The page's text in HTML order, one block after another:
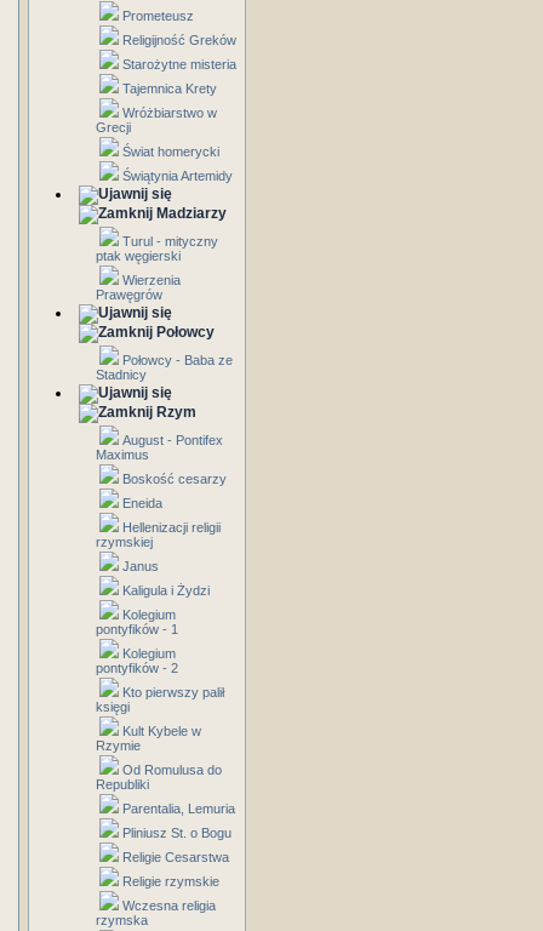
Prometeusz
Religijność Greków
Starożytne misteria
Tajemnica Krety
Wróżbiarstwo w
Grecji
Świat homerycki
Świątynia Artemidy
Madziarzy
Turul - mityczny
ptak węgierski
Wierzenia
Prawęgrów
Połowcy
Połowcy - Baba ze
Stadnicy
Rzym
August - Pontifex
Maximus
Boskość cesarzy
Eneida
Hellenizacji religii
rzymskiej
Janus
Kaligula i Żydzi
Kolegium
pontyfików - 1
Kolegium
pontyfików - 2
Kto pierwszy palił
księgi
Kult Kybele w
Rzymie
Od Romulusa do
Republiki
Parentalia, Lemuria
Pliniusz St. o Bogu
Religie Cesarstwa
Religie rzymskie
Wczesna religia
rzymska